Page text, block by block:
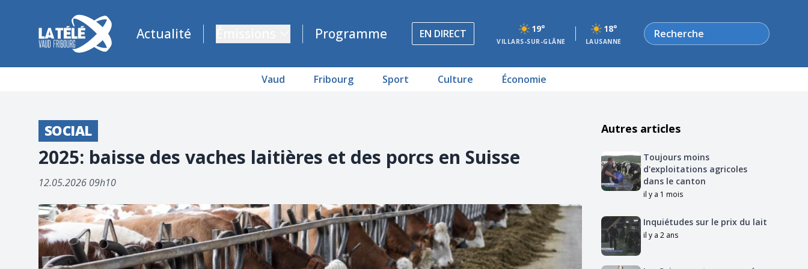
La Télé - Télévision régionale Vaud et Fribourg
Actualité Programme EN DIRECT 19°
VILLARS-SUR-GLÂNE
18°
LAUSANNE
Rechercher
Vaud Fribourg Sport Culture Économie
SOCIAL
2025: baisse des vaches laitières et des porcs en Suisse
12.05.2026 09h10
Autres articles
Toujours moins
d'exploitations agricoles
dans le canton
il y a 1 mois
Inquiétudes sur le prix du lait
il y a 2 ans